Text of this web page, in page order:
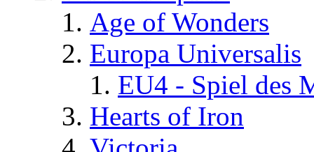
Age of Wonders
Europa Universalis
EU4 - Spiel des
Hearts of Iron